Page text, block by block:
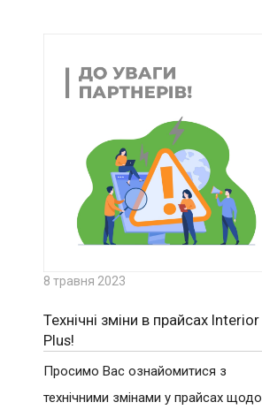
8 травня 2023
Технічні зміни в прайсах Interior
Plus!
Просимо Вас ознайомитися з
технічними змінами у прайсах щодо